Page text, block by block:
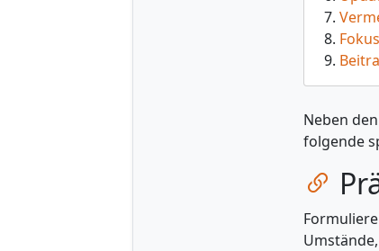
Neben
folgende
Zum